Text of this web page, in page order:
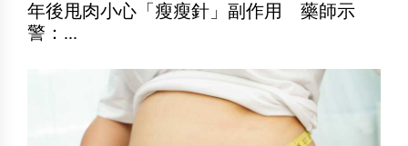
年後甩肉小心「瘦瘦針」副作用 藥師示
警：...